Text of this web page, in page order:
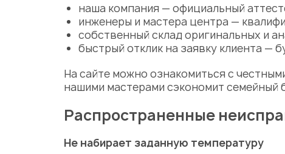
наша компания — официальный
инженеры и мастера центра —
собственный склад оригинальных и
быстрый отклик на заявку клиента —
На сайте можно ознакомиться с
нашими мастерами сэкономит семейный
Распространенные
Не набирает заданную температуру